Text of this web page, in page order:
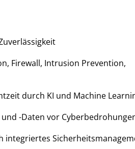
Firewall, Intrusion Prevention,
durch KI und Machine
-Daten vor
integriertes